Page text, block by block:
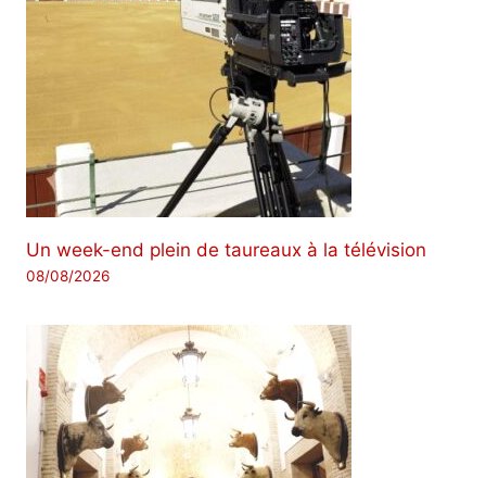
Un week-end plein de taureaux à la télévision
08/08/2026